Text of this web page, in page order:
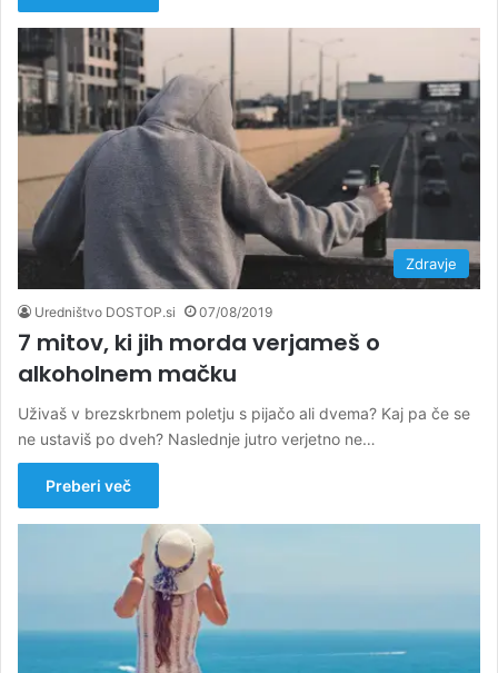
Zdravje
Uredništvo DOSTOP.si 07/08/2019
7 mitov, ki jih morda verjameš o
alkoholnem mačku
Uživaš v brezskrbnem poletju s pijačo ali dvema? Kaj pa če se
ne ustaviš po dveh? Naslednje jutro verjetno ne…
Preberi več